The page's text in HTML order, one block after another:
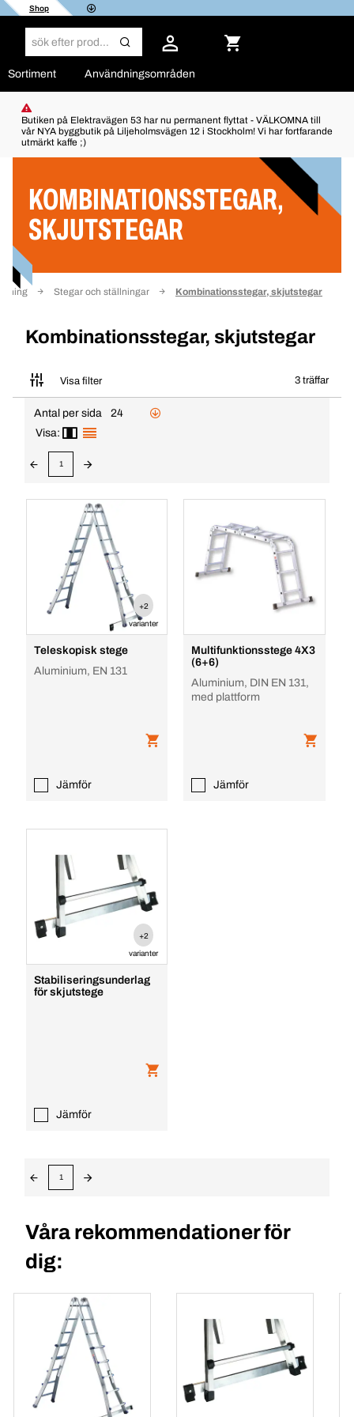
Shop
Sortiment Användningsområden
Butiken på Elektravägen 53 har nu permanent flyttat - VÄLKOMNA till
vår NYA byggbutik på Liljeholmsvägen 12 i Stockholm! Vi har fortfarande
utmärkt kaffe ;)
KOMBINATIONSSTEGAR,
SKJUTSTEGAR
Stegar och ställningar Kombinationsstegar, skjutstegar
Kombinationsstegar, skjutstegar
Visa filter 3 träffar
Filter
Antal per sida
24
Visa:
1
+2
varianter
Teleskopisk stege
Aluminium, EN 131
Jämför
Multifunktionsstege 4X3
(6+6)
Aluminium, DIN EN 131,
med plattform
Jämför
+2
varianter
Stabiliseringsunderlag
för skjutstege
Jämför
1
Våra rekommendationer för
dig: